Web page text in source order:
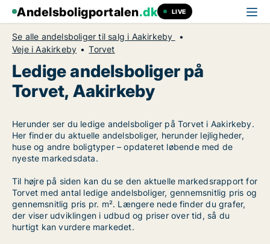
Andelsboligportalen.dk LIVE
Se alle andelsboliger til salg i Aakirkeby
Veje i Aakirkeby
Torvet
Ledige andelsboliger på
Torvet, Aakirkeby
Herunder ser du ledige andelsboliger på Torvet i Aakirkeby.
Her finder du aktuelle andelsboliger, herunder lejligheder,
huse og andre boligtyper – opdateret løbende med de
nyeste markedsdata.
Til højre på siden kan du se den aktuelle markedsrapport for
Torvet med antal ledige andelsboliger, gennemsnitlig pris og
gennemsnitlig pris pr. m². Længere nede finder du grafer,
der viser udviklingen i udbud og priser over tid, så du
hurtigt kan vurdere markedet.